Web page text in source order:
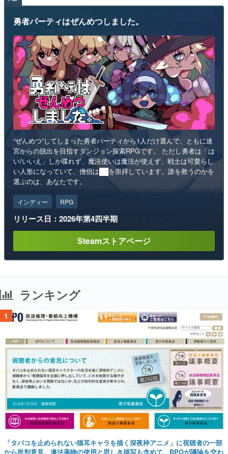
勇者パーティはぜんめつしました。
“ぜんめつ”してしまった勇者パーティから1人だけ選んで、ともに迷
宮からの脱出を目指すダンジョン探索RPGです。 ただし勇者は「は
い/いいえ」しか喋れず、魔法使いは魔法が使えず、戦士は可愛らし
い人形になっていて、僧侶は██を崇拝しています。誰を救うのかを
選ぶのは、あなたです。
インディー RPG
リリース日：2026年第4四半期
Steamストアページ
ランキング
1
「タバコを止められない猫耳キャラを描く深夜枠アニメ」に視聴者の一部
から批判意見。違法薬物の使用と思しき描写も含めて、BPOが議論を交わ